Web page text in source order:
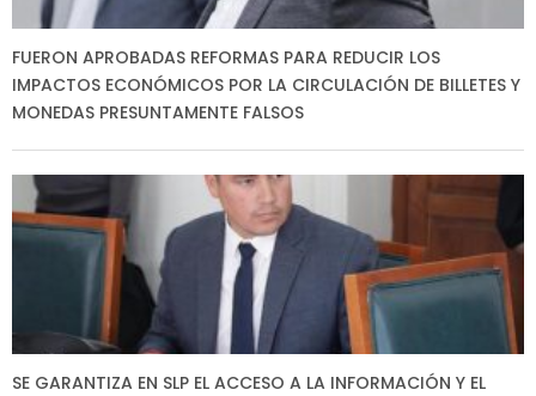
FUERON APROBADAS REFORMAS PARA REDUCIR LOS
IMPACTOS ECONÓMICOS POR LA CIRCULACIÓN DE BILLETES Y
MONEDAS PRESUNTAMENTE FALSOS
SE GARANTIZA EN SLP EL ACCESO A LA INFORMACIÓN Y EL